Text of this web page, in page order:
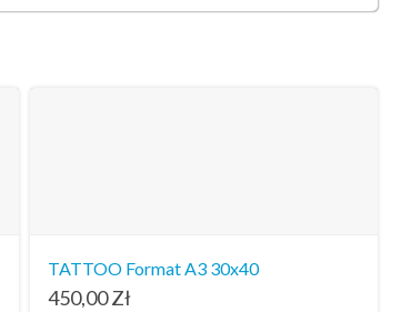
TATTOO Format A3 30x40
450,00Zł